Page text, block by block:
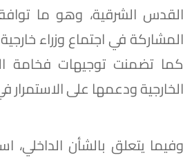
القدس الشرقية، وهو ما
المشاركة في اجتماع وزراء
كما تضمنت توجيهات فخامة
الخارجية ودعمها على الاستمرار
وفيما يتعلق بالشأن الداخلي،